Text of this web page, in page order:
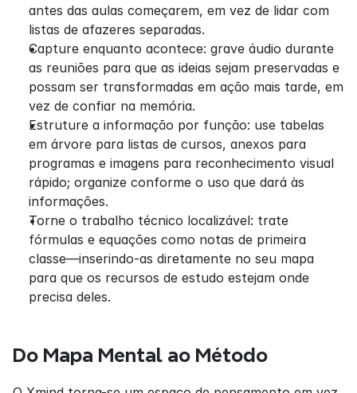
antes das aulas começarem, em vez de lidar com
listas de afazeres separadas.
Capture enquanto acontece: grave áudio durante
as reuniões para que as ideias sejam preservadas e
possam ser transformadas em ação mais tarde, em
vez de confiar na memória.
Estruture a informação por função: use tabelas
em árvore para listas de cursos, anexos para
programas e imagens para reconhecimento visual
rápido; organize conforme o uso que dará às
informações.
Torne o trabalho técnico localizável: trate
fórmulas e equações como notas de primeira
classe—inserindo-as diretamente no seu mapa
para que os recursos de estudo estejam onde
precisa deles.
Do Mapa Mental ao Método